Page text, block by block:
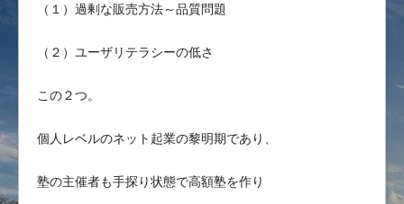
（１）過剰な販売方法～品質問題
（２）ユーザリテラシーの低さ
この２つ。
個人レベルのネット起業の黎明期であり、
塾の主催者も手探り状態で高額塾を作り